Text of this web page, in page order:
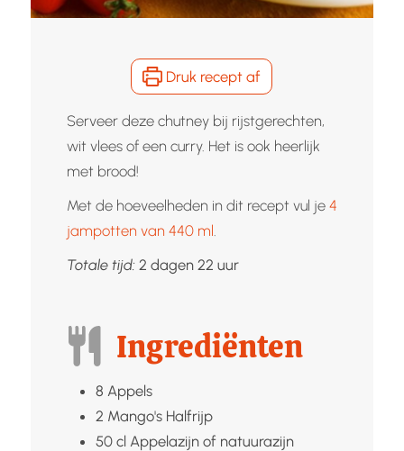
Druk recept af
Serveer deze chutney bij rijstgerechten,
wit vlees of een curry. Het is ook heerlijk
met brood!
Met de hoeveelheden in dit recept vul je 4
jampotten van 440 ml
Totale tijd: 2dagen
dagen 22uur
uur
Ingrediënten
8 Appels
2 Mango's Halfrijp
50 cl Appelazijn of natuurazijn